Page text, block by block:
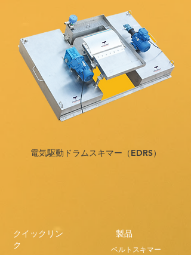
電気駆動ドラムスキマー（EDRS）
クイックリン
ク
製品
ベルトスキマー